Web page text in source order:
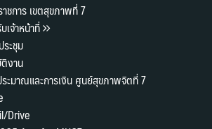
ชการ เขตสุขภาพที่ 7
เจ้าหน้าที่
ระชุม
งาน
ะมาณและการเงิน ศูนย์สุขภาพจิตที่ 7
Drive